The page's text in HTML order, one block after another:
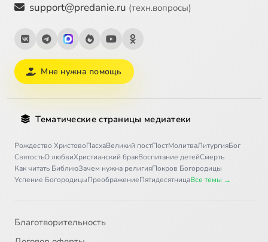
support@predanie.ru (техн.вопросы)
Мне нужна помощь
Тематические страницы медиатеки
Рождество ХристовоПасхаВеликий постПостМолитваЛитургияБог
СвятостьО любвиХристианский бракВоспитание детейСмерть
Как читать БиблиюЗачем нужна религияПокров Богородицы
Успение БогородицыПреображениеПятидесятницаВсе темы →
Благотворительность